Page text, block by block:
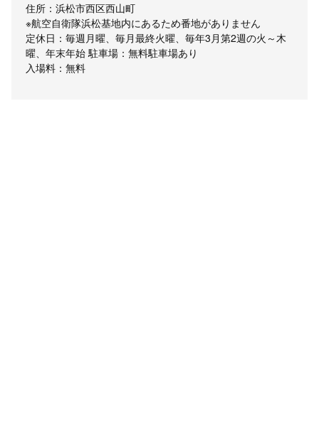
住所：浜松市西区西山町
※航空自衛隊浜松基地内にあるため番地がありません
定休日：毎週月曜、毎月最終火曜、毎年3月第2週の火～木
曜、年末年始 駐車場：無料駐車場あり
入場料：無料